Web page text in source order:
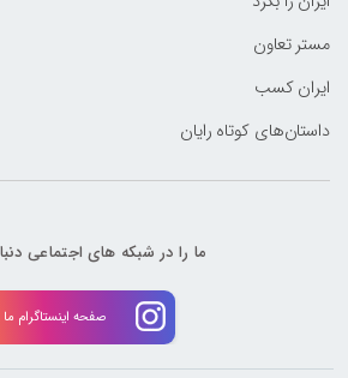
مستر تعاون
ایران کسب
داستان‌های کوتاه رایان
ما را در شبکه های اجتماعی
صفحه اینستاگرام ما